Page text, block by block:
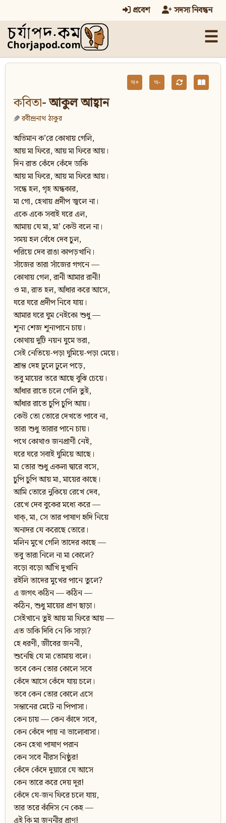
প্রবেশ সদস্য নিবন্ধন
☰
অ+ অ-
কবিতা- আকুল আহ্বান
রবীন্দ্রনাথ ঠাকুর
অভিমান ক’রে কোথায় গেলি,
আয় মা ফিরে, আয় মা ফিরে আয়।
দিন রাত কেঁদে কেঁদে ডাকি
আয় মা ফিরে, আয় মা ফিরে আয়।
সন্ধে হল, গৃহ অন্ধকার,
মা গো, হেথায় প্রদীপ জ্বলে না।
একে একে সবাই ঘরে এল,
আমায় যে মা, মা’ কেউ বলে না।
সময় হল বেঁধে দেব চুল,
পরিয়ে দেব রাঙা কাপড়খানি।
সাঁজের তারা সাঁজের গগনে —
কোথায় গেল, রানী আমার রানী!
ও মা, রাত হল, আঁধার করে আসে,
ঘরে ঘরে প্রদীপ নিবে যায়।
আমার ঘরে ঘুম নেইকো শুধু —
শূন্য শেজ শূন্যপানে চায়।
কোথায় দুটি নয়ন ঘুমে ভরা,
সেই নেতিয়ে-পড়া ঘুমিয়ে-পড়া মেয়ে।
শ্রান্ত দেহ ঢুলে ঢুলে পড়ে,
তবু মায়ের তরে আছে বুঝি চেয়ে।
আঁধার রাতে চলে গেলি তুই,
আঁধার রাতে চুপি চুপি আয়।
কেউ তো তোরে দেখতে পাবে না,
তারা শুধু তারার পানে চায়।
পথে কোথাও জনপ্রাণী নেই,
ঘরে ঘরে সবাই ঘুমিয়ে আছে।
মা তোর শুধু একলা দ্বারে বসে,
চুপি চুপি আয় মা, মায়ের কাছে।
আমি তোরে নুকিয়ে রেখে দেব,
রেখে দেব বুকের মধ্যে করে —
থাক্‌, মা, সে তার পাষাণ হৃদি নিয়ে
অনাদর যে করেছে তোরে।
মলিন মুখে গেলি তাদের কাছে —
তবু তারা নিলে না মা কোলে?
বড়ো বড়ো আঁখি দুখানি
রইলি তাদের মুখের পানে তুলে?
এ জগৎ কঠিন — কঠিন —
কঠিন, শুধু মায়ের প্রাণ ছাড়া।
সেইখানে তুই আয় মা ফিরে আয় —
এত ডাকি দিবি নে কি সাড়া?
হে ধরণী, জীবের জননী,
শুনেছি যে মা তোমায় বলে।
তবে কেন তোর কোলে সবে
কেঁদে আসে কেঁদে যায় চলে।
তবে কেন তোর কোলে এসে
সন্তানের মেটে না পিপাসা।
কেন চায় — কেন কাঁদে সবে,
কেন কেঁদে পায় না ভালোবাসা।
কেন হেথা পাষাণ পরান
কেন সবে নীরস নিষ্ঠুর!
কেঁদে কেঁদে দুয়ারে যে আসে
কেন তারে করে দেয় দূর!
কেঁদে যে-জন ফিরে চলে যায়,
তার তরে কাঁদিস নে কেহ —